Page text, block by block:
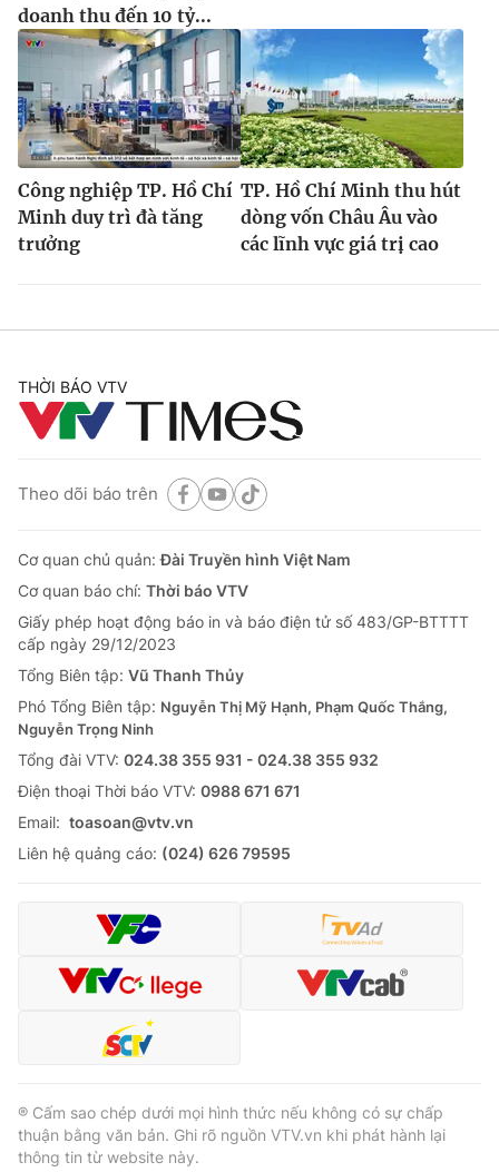
doanh thu đến 10 tỷ...
Công nghiệp TP. Hồ Chí
Minh duy trì đà tăng
trưởng
TP. Hồ Chí Minh thu hút
dòng vốn Châu Âu vào
các lĩnh vực giá trị cao
THỜI BÁO VTV
Theo dõi báo trên
Cơ quan chủ quản:Đài Truyền hình Việt Nam
Cơ quan báo chí: Thời báo VTV
Giấy phép hoạt động báo in và báo điện tử số 483/GP-BTTTT
cấp ngày 29/12/2023
Tổng Biên tập: Vũ Thanh Thủy
Phó Tổng Biên tập: Nguyễn Thị Mỹ Hạnh, Phạm Quốc Thắng,
Nguyễn Trọng Ninh
Tổng đài VTV: 024.38 355 931 - 024.38 355 932
Ðiện thoại Thời báo VTV: 0988 671 671
Email: toasoan@vtv.vn
Liên hệ quảng cáo: (024) 626 79595
® Cấm sao chép dưới mọi hình thức nếu không có sự chấp
thuận bằng văn bản. Ghi rõ nguồn VTV.vn khi phát hành lại
thông tin từ website này.